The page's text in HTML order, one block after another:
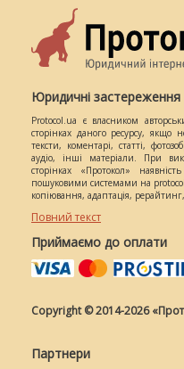
Юридичні застереження
Protocol.ua є власником
сторінках даного ресурсу, якщо
тексти, коментарі, статті,
аудіо, інші матеріали. При
сторінках «Протокол»
пошуковими системами на
копіювання, адаптація,
Повний текст
Приймаємо до оплати
Copyright © 2014-2026
Партнери